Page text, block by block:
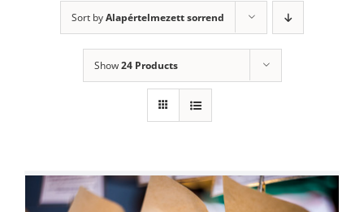
Sort byAlapértelmezett sorrend
Show24 Products